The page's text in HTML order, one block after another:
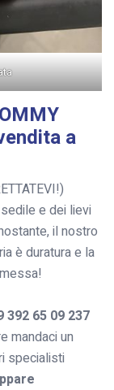
a
e dei lievi
il nostro
è duratura e la
65 09 237
mandaci un
specialisti